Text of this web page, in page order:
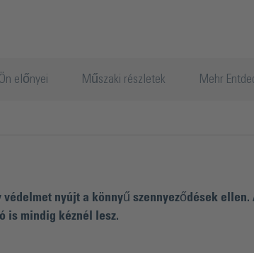
előnyei Műszaki részletek Mehr
védelmet nyújt a könnyű szennyeződések
is mindig kéznél lesz.